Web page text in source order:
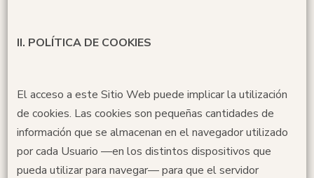
II. POLÍTICA DE COOKIES
El acceso a este Sitio Web puede implicar la utilización
de cookies. Las cookies son pequeñas cantidades de
información que se almacenan en el navegador utilizado
por cada Usuario —en los distintos dispositivos que
pueda utilizar para navegar— para que el servidor